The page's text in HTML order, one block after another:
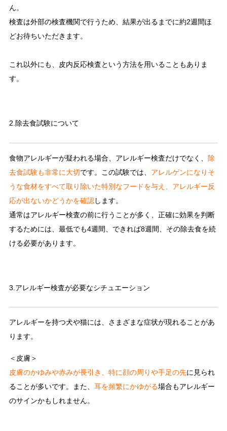
ん。
検査は外部の検査機関で行うため、結果が出るまでに約2週間ほ
どお待ちいただきます。
これ以外にも、皮内反応検査という方法を用いることもありま
す。
2.除去食試験について
食物アレルギーが疑われる場合、アレルギー検査だけでなく、 除
去食試験も非常に大切です。この試験では、 アレルゲンになりそ
うな食材をすべて取り除いた特別なフードを与え、アレルギー反
応が出ないかどうかを確認します。
通常はアレルギー検査の前に行うことが多く、正確に効果を判断
するためには、最低でも4週間、できれば8週間、その除去食を続
ける必要があります。
3.アレルギー検査が必要なシチュエーション
アレルギーを持つ犬や猫には、さまざまな症状が現れることがあ
ります。
＜皮膚＞
皮膚のかゆみや赤みが長引き、特に顔の周りや手足の先に見られ
ることが多いです。また、 耳を頻繁にかゆがる場合もアレルギー
のサインかもしれません。